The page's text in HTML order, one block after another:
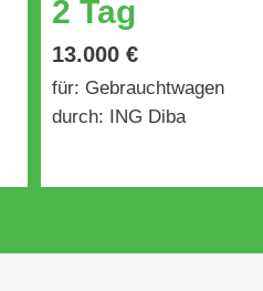
2 Tag
13.000 €
für: Gebrauchtwagen
durch: ING Diba